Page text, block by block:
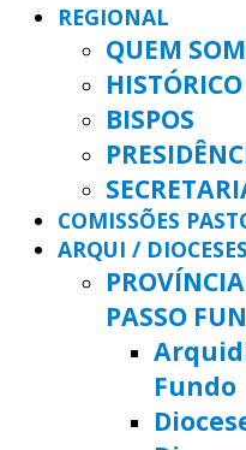
REGIONAL
QUEM
HISTÓRICO
BISPOS
COMISSÕES
ARQUI / DIOCESES
PASSO
Fundo